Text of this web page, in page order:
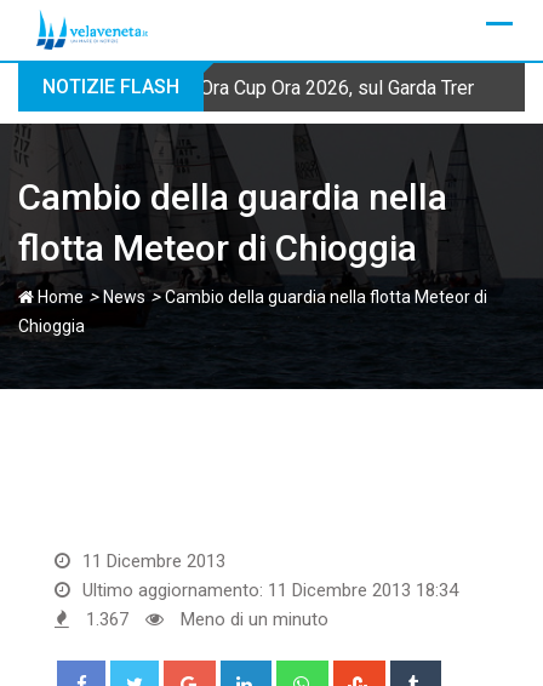
NOTIZIE FLASH Ora Cup Ora 2026, sul Garda Trentino
Cambio della guardia nella
flotta Meteor di Chioggia
Home > News>Cambio della guardia nella flotta Meteor di
Chioggia
11 Dicembre 2013
Ultimo aggiornamento: 11 Dicembre 2013 18:34
1.367
Meno di un minuto
Google+ LinkedIn WhatsappStumbleUpon